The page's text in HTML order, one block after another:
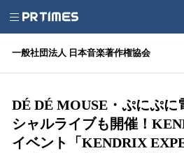
一般社団法人 日本音楽著作権協会
DÉ DÉ MOUSE・ぷにぷに
シャルライブも開催！
イベント「KENDRIX